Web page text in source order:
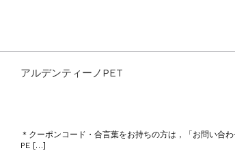
アルデンティーノPET
＊クーポンコード・合言葉をお持ちの方は，「お問い合
PE […]